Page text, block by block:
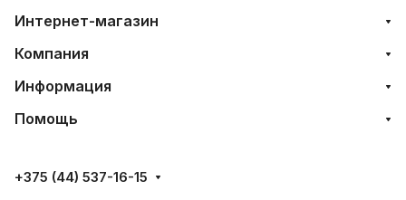
Интернет-магазин
Компания
Информация
Помощь
+375 (44) 537-16-15